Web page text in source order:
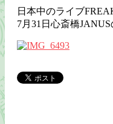
日本中のライブ
7月31日心斎橋